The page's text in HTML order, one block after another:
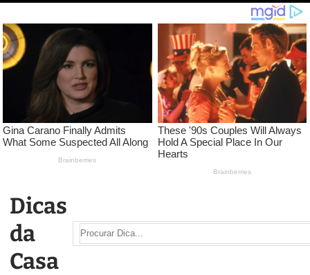
para
o
conteúdo
Dicas
da
Casa
Search